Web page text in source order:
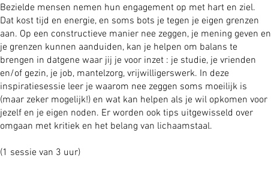
Bezielde mensen nemen hun engagement op met hart en ziel.
Dat kost tijd en energie, en soms bots je tegen je eigen grenzen
aan. Op een constructieve manier nee zeggen, je mening geven en
je grenzen kunnen aanduiden, kan je helpen om balans te
brengen in datgene waar jij je voor inzet : je studie, je vrienden
en/of gezin, je job, mantelzorg, vrijwilligerswerk. In deze
inspiratiesessie leer je waarom nee zeggen soms moeilijk is
(maar zeker mogelijk!) en wat kan helpen als je wil opkomen voor
jezelf en je eigen noden. Er worden ook tips uitgewisseld over
omgaan met kritiek en het belang van lichaamstaal.
(1 sessie van 3 uur)